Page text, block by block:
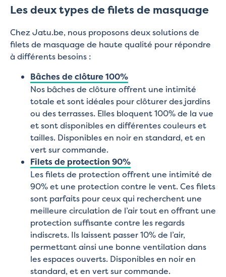
Les deux types de filets de masquage
Chez Jatu.be, nous proposons deux solutions de
filets de masquage de haute qualité pour répondre
à différents besoins :
Bâches de clôture 100%
Nos bâches de clôture offrent une intimité
totale et sont idéales pour clôturer des jardins
ou des terrasses. Elles bloquent 100% de la vue
et sont disponibles en différentes couleurs et
tailles. Disponibles en noir en standard, et en
vert sur commande.
Filets de protection 90%
Les filets de protection offrent une intimité de
90% et une protection contre le vent. Ces filets
sont parfaits pour ceux qui recherchent une
meilleure circulation de l’air tout en offrant une
protection suffisante contre les regards
indiscrets. Ils laissent passer 10% de l’air,
permettant ainsi une bonne ventilation dans
les espaces ouverts. Disponibles en noir en
standard, et en vert sur commande.